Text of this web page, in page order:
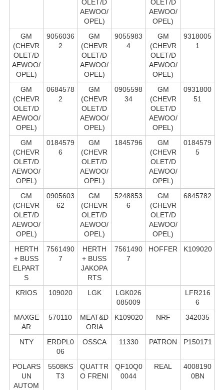
OLET/D
AEWOO/
OPEL)
OLET/D
AEWOO/
OPEL)
GM
(CHEVR
OLET/D
AEWOO/
OPEL)
9056036
2
GM
(CHEVR
OLET/D
AEWOO/
OPEL)
9055983
4
GM
(CHEVR
OLET/D
AEWOO/
OPEL)
9318005
1
GM
(CHEVR
OLET/D
AEWOO/
OPEL)
0684578
2
GM
(CHEVR
OLET/D
AEWOO/
OPEL)
0905598
34
GM
(CHEVR
OLET/D
AEWOO/
OPEL)
0931800
51
GM
(CHEVR
OLET/D
AEWOO/
OPEL)
0184579
6
GM
(CHEVR
OLET/D
AEWOO/
OPEL)
1845796
GM
(CHEVR
OLET/D
AEWOO/
OPEL)
0184579
5
GM
(CHEVR
OLET/D
AEWOO/
OPEL)
0905603
62
GM
(CHEVR
OLET/D
AEWOO/
OPEL)
5248853
6
GM
(CHEVR
OLET/D
AEWOO/
OPEL)
6845782
HERTH
+ BUSS
ELPART
S
7561490
7
HERTH
+ BUSS
JAKOPA
RTS
7561490
7
HOFFER K109020
KRIOS 109020 LGK
LGK026
085009
LFR216
6
MAXGE
AR
570110
MEAT&D
ORIA
K109020 NRF 342035
NTY
ERDPL0
06
OSSCA 11330 PATRON P150171
POLARS
UN
AUTOM
5508KS
T3
QUATTR
O FRENI
QF10Q0
0044
REAL
4008190
0BN